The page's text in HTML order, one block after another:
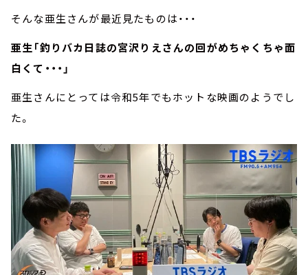
そんな亜生さんが最近見たものは・・・
亜生「釣りバカ日誌の宮沢りえさんの回がめちゃくちゃ面
白くて・・・」
亜生さんにとっては令和5年でもホットな映画のようでし
た。